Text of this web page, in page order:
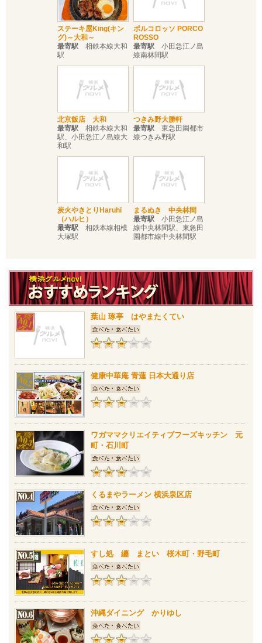
ステーキ屋King(キン
グ)～大和～
最寄駅 相鉄本線大和
駅
ポルコロッソ PORCO
ROSSO
最寄駅 小田急江ノ島
線南林間駅
北京飯店 大和
最寄駅 相鉄本線大和
駅、小田急江ノ島線大
和駅
つきみ野大勝軒
最寄駅 東急田園都市
線つきみ野駅
炭火やきとりHaruhi
（ハルヒ）
最寄駅 相鉄本線相模
大塚駅
まるぬき 中央林間
最寄駅 小田急江ノ島
線中央林間駅、東急田
園都市線中央林間駅
葉山 琢亭 はやまたくてい
健康中華庵 青蓮 日本大通り店
ワガママクリエイティブフーズキッチン 元
町・石川町
くるまやラーメン 横浜泉区店
すし処 纏 まとい 桜木町・野毛町
沖縄ダイニング かりゆし